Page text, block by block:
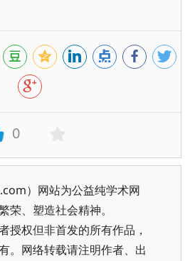
0
）网站为公益纯学术网
荣、塑造社会精神。
授权但非首发的所有作品，
。网络转载请注明作者、出